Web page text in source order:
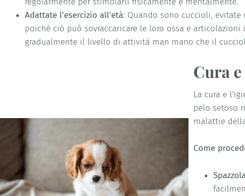
Adattate l'esercizio all'età: Quando sono cuccioli,
poiché ciò può sovraccaricare le loro ossa e articolazioni
gradualmente il livello di attività man mano che il
Cura
La cura e
pelo setoso
malattie
Come